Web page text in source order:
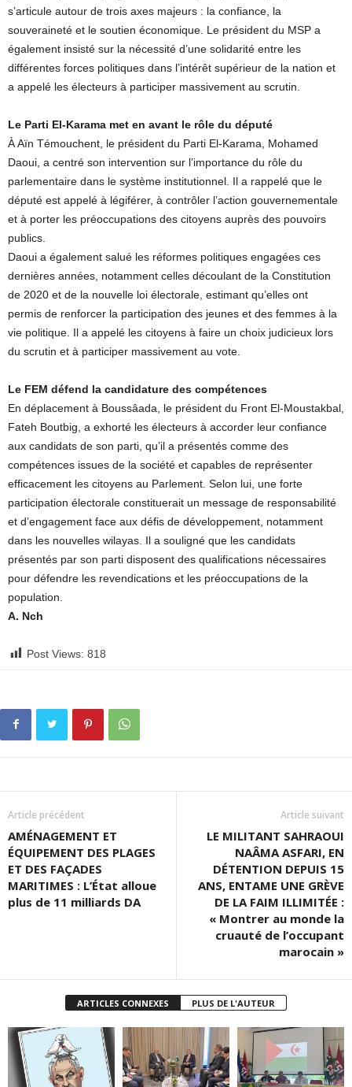
s’articule autour de trois axes majeurs : la confiance, la
souveraineté et le soutien économique. Le président du MSP a
également insisté sur la nécessité d’une solidarité entre les
différentes forces politiques dans l’intérêt supérieur de la nation et
a appelé les électeurs à participer massivement au scrutin.
Le Parti El-Karama met en avant le rôle du député
À Aïn Témouchent, le président du Parti El-Karama, Mohamed
Daoui, a centré son intervention sur l’importance du rôle du
parlementaire dans le système institutionnel. Il a rappelé que le
député est appelé à légiférer, à contrôler l’action gouvernementale
et à porter les préoccupations des citoyens auprès des pouvoirs
publics.
Daoui a également salué les réformes politiques engagées ces
dernières années, notamment celles découlant de la Constitution
de 2020 et de la nouvelle loi électorale, estimant qu’elles ont
permis de renforcer la participation des jeunes et des femmes à la
vie politique. Il a appelé les citoyens à faire un choix judicieux lors
du scrutin et à participer massivement au vote.
Le FEM défend la candidature des compétences
En déplacement à Boussâada, le président du Front El-Moustakbal,
Fateh Boutbig, a exhorté les électeurs à accorder leur confiance
aux candidats de son parti, qu’il a présentés comme des
compétences issues de la société et capables de représenter
efficacement les citoyens au Parlement. Selon lui, une forte
participation électorale constituerait un message de responsabilité
et d’engagement face aux défis de développement, notamment
dans les nouvelles wilayas. Il a souligné que les candidats
présentés par son parti disposent des qualifications nécessaires
pour défendre les revendications et les préoccupations de la
population.
A. Nch
Post Views: 818
Article précédent
AMÉNAGEMENT ET
ÉQUIPEMENT DES PLAGES
ET DES FAÇADES
MARITIMES : L’État alloue
plus de 11 milliards DA
Article suivant
LE MILITANT SAHRAOUI
NAÂMA ASFARI, EN
DÉTENTION DEPUIS 15
ANS, ENTAME UNE GRÈVE
DE LA FAIM ILLIMITÉE :
« Montrer au monde la
cruauté de l’occupant
marocain »
ARTICLES CONNEXES PLUS DE L'AUTEUR